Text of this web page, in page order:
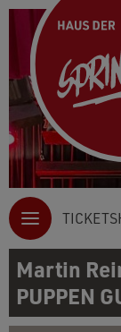
Martin
PUPPEN